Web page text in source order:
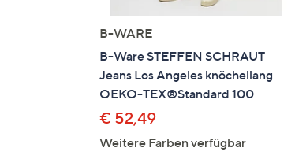
B-WARE
B-Ware STEFFEN SCHRAUT
Jeans Los Angeles knöchellang
OEKO-TEX®Standard 100
€ 52,49
Weitere Farben verfügbar